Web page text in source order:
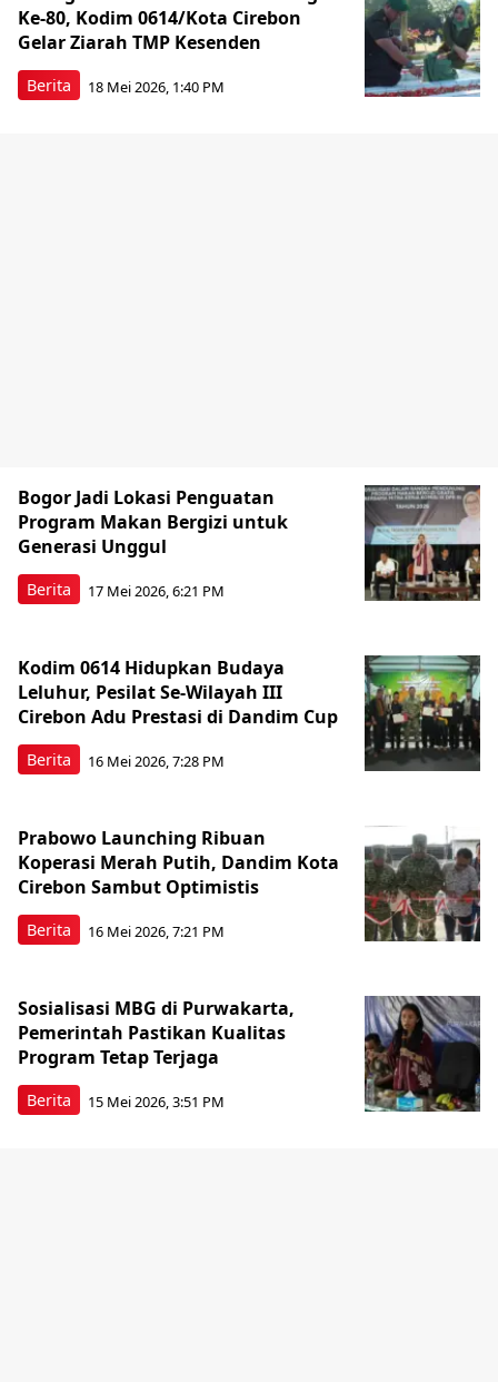
Berita
Ke-80, Kodim 0614/Kota Cirebon
Gelar Ziarah TMP Kesenden
18 Mei 2026, 1:40 PM
Berita
Bogor Jadi Lokasi Penguatan
Program Makan Bergizi untuk
Generasi Unggul
17 Mei 2026, 6:21 PM
Berita
Kodim 0614 Hidupkan Budaya
Leluhur, Pesilat Se-Wilayah III
Cirebon Adu Prestasi di Dandim Cup
16 Mei 2026, 7:28 PM
Berita
Prabowo Launching Ribuan
Koperasi Merah Putih, Dandim Kota
Cirebon Sambut Optimistis
16 Mei 2026, 7:21 PM
Berita
Sosialisasi MBG di Purwakarta,
Pemerintah Pastikan Kualitas
Program Tetap Terjaga
15 Mei 2026, 3:51 PM